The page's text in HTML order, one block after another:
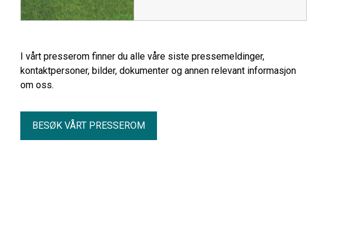
I vårt presserom finner du alle våre siste pressemeldinger,
kontaktpersoner, bilder, dokumenter og annen relevant informasjon
om oss.
BESØK VÅRT PRESSEROM